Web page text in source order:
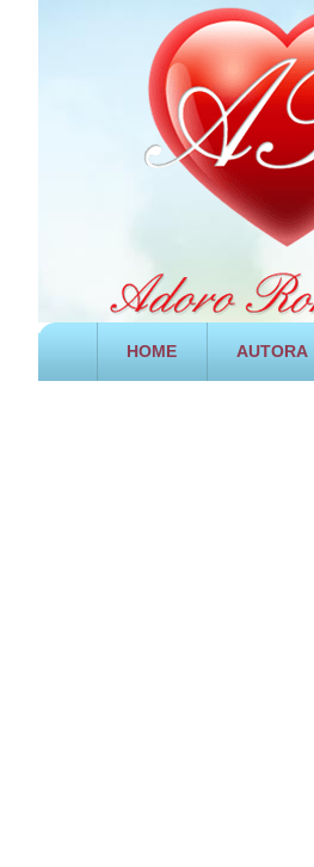
HOME AUTORA